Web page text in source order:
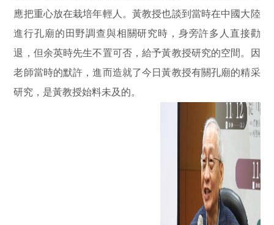
應把重心放在栽培年輕人。黃教授也談到當時在中國大陸
進行孔廟的田野調查與相關研究時，身旁許多人直接勸
退，但余英時先生不置可否，給予黃教授研究的空間。因
老師當時的默許，進而造就了今日黃教授有關孔廟的精采
研究，是黃教授始料未及的。